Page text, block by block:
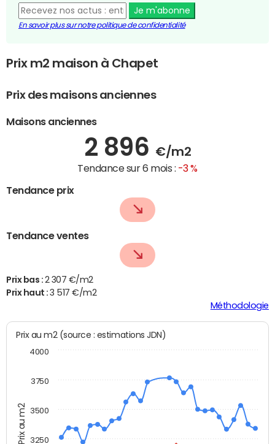
Je m'abonne
En savoir plus sur notre politique de confidentialité
Prix m2 maison à Chapet
Prix des maisons anciennes
Maisons anciennes
2 896 €/m2
Tendance sur 6 mois : -3 %
Tendance prix
Tendance ventes
Prix bas : 2 307 €/m2
Prix haut :3 517 €/m2
Méthodologie
Prix au m2
Prix au m2 (source : estimations JDN)
3250
3500
3750
4000